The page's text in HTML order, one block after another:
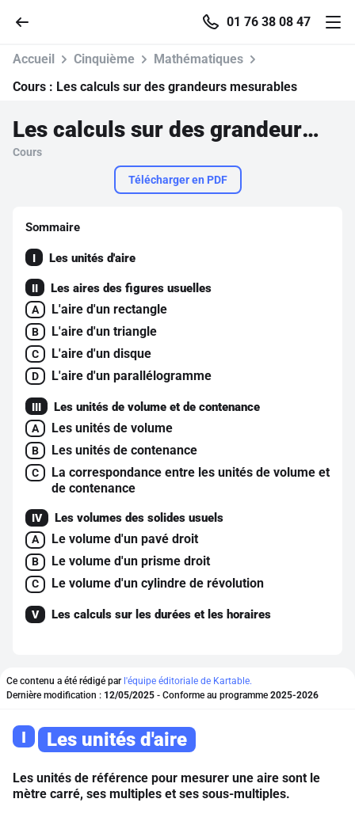
01 76 38 08 47
Accueil
Se connecter
Accueil Cinquième
Mathématiques
Cours : Les calculs sur des grandeurs mesurables
Les calculs sur des grandeurs mesurables
Cours
Télécharger en PDF
Sommaire
I Les unités d'aire
II Les aires des figures usuelles
A L'aire d'un rectangle
B L'aire d'un triangle
C L'aire d'un disque
D L'aire d'un parallélogramme
III Les unités de volume et de contenance
A Les unités de volume
B Les unités de contenance
C
La correspondance entre les unités de volume et
de contenance
IV Les volumes des solides usuels
A Le volume d'un pavé droit
B Le volume d'un prisme droit
C Le volume d'un cylindre de révolution
V Les calculs sur les durées et les horaires
Ce contenu a été rédigé par l'équipe éditoriale de Kartable.
Dernière modification : 12/05/2025 - Conforme au programme 2025-2026
I Les unités d'aire
Les unités de référence pour mesurer une aire sont le
mètre carré, ses multiples et ses sous-multiples.